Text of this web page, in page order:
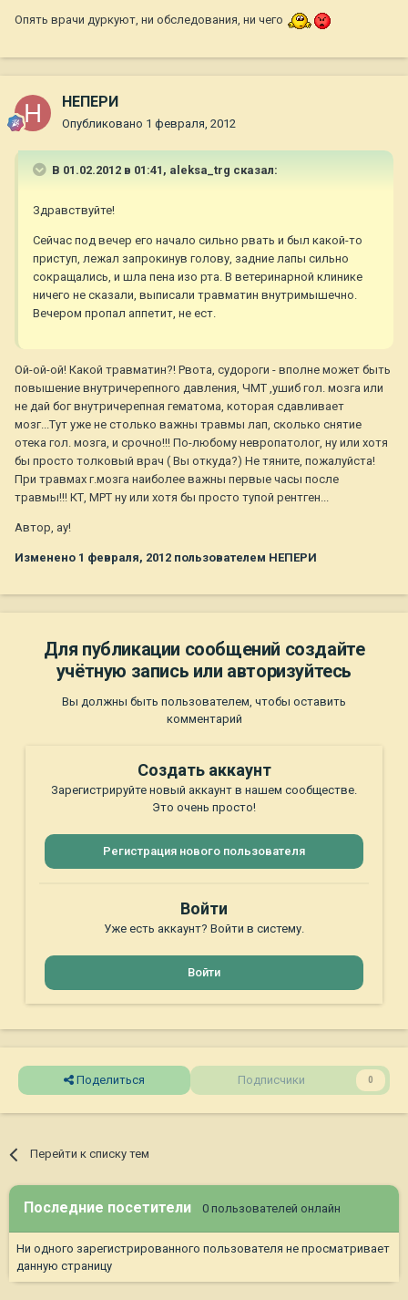
Опять врачи дуркуют, ни обследования, ни чего
НЕПЕРИ
Опубликовано 1 февраля, 2012
В 01.02.2012 в 01:41, aleksa_trg сказал:
Здравствуйте!
Сейчас под вечер его начало сильно рвать и был какой-то
приступ, лежал запрокинув голову, задние лапы сильно
сокращались, и шла пена изо рта. В ветеринарной клинике
ничего не сказали, выписали травматин внутримышечно.
Вечером пропал аппетит, не ест.
Ой-ой-ой! Какой травматин?! Рвота, судороги - вполне может быть
повышение внутричерепного давления, ЧМТ ,ушиб гол. мозга или
не дай бог внутричерепная гематома, которая сдавливает
мозг...Тут уже не столько важны травмы лап, сколько снятие
отека гол. мозга, и срочно!!! По-любому невропатолог, ну или хотя
бы просто толковый врач ( Вы откуда?) Не тяните, пожалуйста!
При травмах г.мозга наиболее важны первые часы после
травмы!!! КТ, МРТ ну или хотя бы просто тупой рентген...
Автор, ау!
Изменено 1 февраля, 2012 пользователем НЕПЕРИ
Для публикации сообщений создайте
учётную запись или авторизуйтесь
Вы должны быть пользователем, чтобы оставить
комментарий
Создать аккаунт
Зарегистрируйте новый аккаунт в нашем сообществе.
Это очень просто!
Регистрация нового пользователя
Войти
Уже есть аккаунт? Войти в систему.
Войти
Поделиться Подписчики 0
Перейти к списку тем
Последние посетители 0 пользователей онлайн
Ни одного зарегистрированного пользователя не просматривает
данную страницу